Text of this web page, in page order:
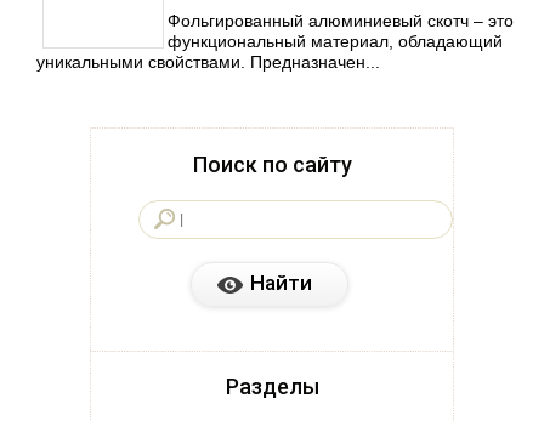
Фольгированный алюминиевый скотч – это
функциональный материал, обладающий
уникальными свойствами. Предназначен...
Поиск по сайту
Разделы